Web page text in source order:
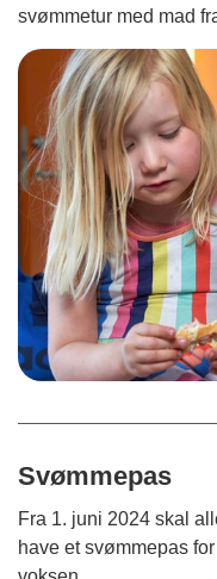
svømmetur med mad
Svømmepas
Fra 1. juni 2024 skal
have et svømmepas